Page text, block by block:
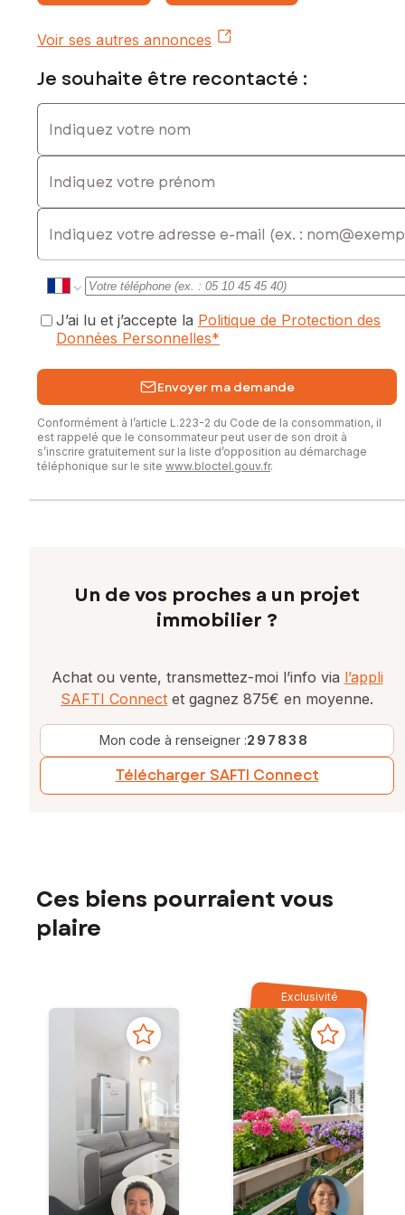
Voir ses autres annonces
Je souhaite être recontacté :
Indiquez votre nom
Indiquez votre prénom
E-mail
J’ai lu et j’accepte la Politique de Protection des
Données Personnelles*
Envoyer ma demande
Conformément à l’article L.223-2 du Code de la consommation, il
est rappelé que le consommateur peut user de son droit à
s’inscrire gratuitement sur la liste d’opposition au démarchage
téléphonique sur le site www.bloctel.gouv.fr.
Un de vos proches a un projet
immobilier ?
Achat ou vente, transmettez-moi l’info via l’appli
SAFTI Connect et gagnez 875€ en moyenne.
Mon code à renseigner :297838
Télécharger SAFTI Connect
Ces biens pourraient vous
plaire
Exclusivité